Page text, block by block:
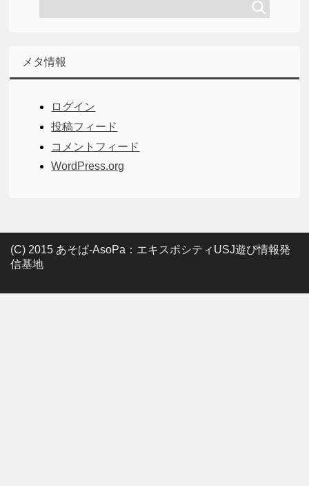
メタ情報
ログイン
投稿フィード
コメントフィード
WordPress.org
(C) 2015 あそぱ-AsoPa：エキスポシティUSJ遊び情報発
信基地